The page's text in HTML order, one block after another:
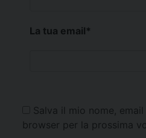
La tua email*
Salva il mio nome,
browser per la prossima